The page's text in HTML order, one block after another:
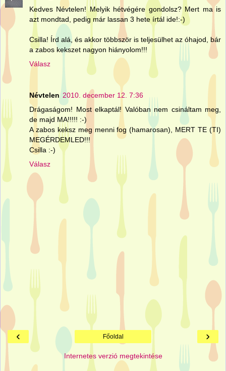
Kedves Névtelen! Melyik hétvégére gondolsz? Mert ma is
azt mondtad, pedig már lassan 3 hete írtál ide!:-)
Csilla! Írd alá, és akkor többször is teljesülhet az óhajod, bár
a zabos kekszet nagyon hiányolom!!!
Válasz
Névtelen 2010. december 12. 7:36
Drágaságom! Most elkaptál! Valóban nem csináltam meg,
de majd MA!!!!! :-)
A zabos keksz meg menni fog (hamarosan), MERT TE (TI)
MEGÉRDEMLED!!!
Csilla :-)
Válasz
‹ ›
Főoldal
Internetes verzió megtekintése